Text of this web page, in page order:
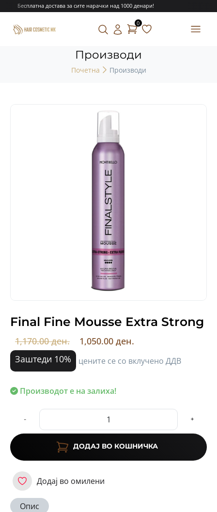
Бесплатна достава за сите нарачки над 1000 денари!
0
Производи
Почетна Производи
Final Fine Mousse Extra Strong
1,170.00 ден.
1,050.00 ден.
Заштеди 10%
цените се со вклучено ДДВ
Производот е на залиха!
- +
ДОДАЈ ВО КОШНИЧКА
Додај во омилени
Опис